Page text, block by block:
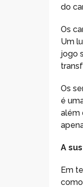
do
Os
Um
jogo
Os
é
além
A
Em